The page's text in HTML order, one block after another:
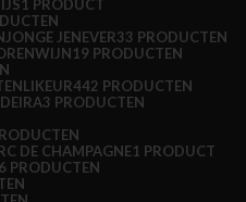
IJS1 PRODUCT
JONGE JENEVER33 PRODUCTEN
19 PRODUCTEN
LIKEUR442 PRODUCTEN
3 PRODUCTEN
DE CHAMPAGNE1 PRODUCT
PRODUCTEN